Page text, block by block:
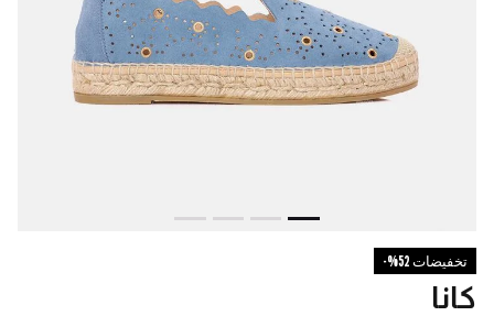
تخفيضات 52%-
كانا